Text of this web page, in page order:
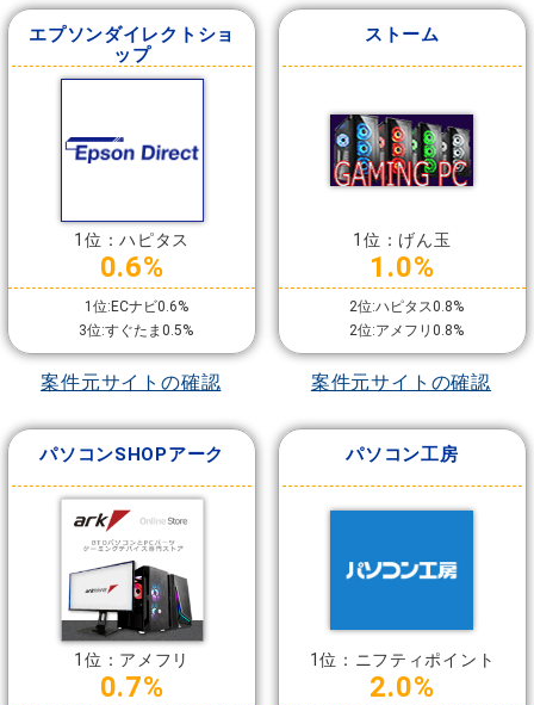
エプソンダイレクトショ
ップ
1位：ハピタス
0.6%
1位:ECナビ0.6%
3位:すぐたま0.5%
案件元サイトの確認
ストーム
1位：げん玉
1.0%
2位:ハピタス0.8%
2位:アメフリ0.8%
案件元サイトの確認
パソコンSHOPアーク
1位：アメフリ
0.7%
パソコン工房
1位：ニフティポイント
2.0%